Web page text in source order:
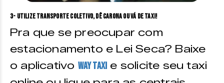
3- Utilize transporte coletivo, dê carona ou vá de taxi!
Pra que se preocupar com
estacionamento e Lei Seca? Baixe
o aplicativo Way Taxi e solicite seu taxi